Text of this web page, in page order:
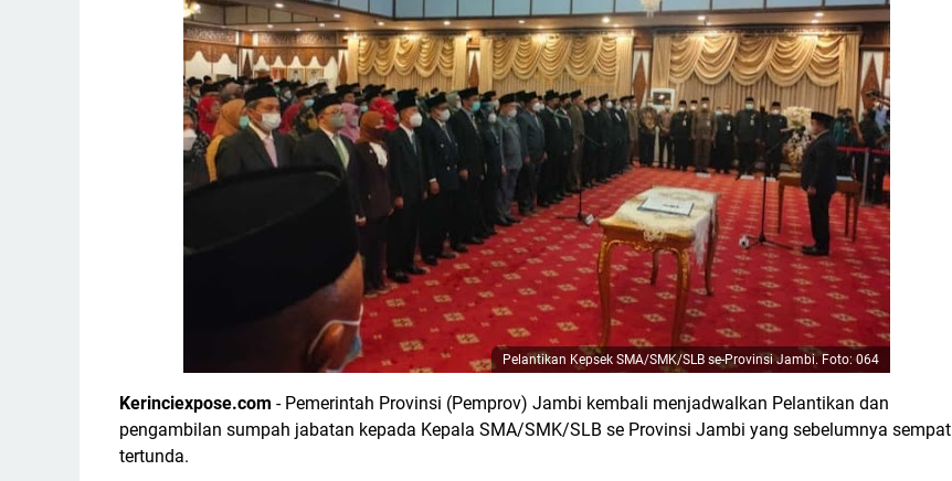
Pelantikan Kepsek SMA/SMK/SLB se-Provinsi Jambi. Foto: 064
Kerinciexpose.com - Pemerintah Provinsi (Pemprov) Jambi kembali menjadwalkan Pelantikan dan
pengambilan sumpah jabatan kepada Kepala SMA/SMK/SLB se Provinsi Jambi yang sebelumnya sempat
tertunda.